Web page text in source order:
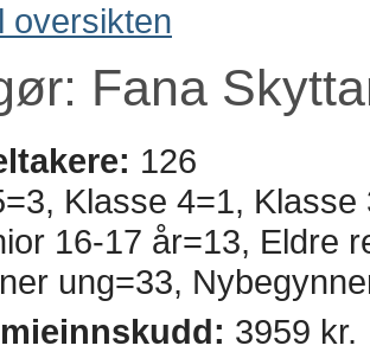
oversikten
Fana
126
Klasse 4=1,
16-17 år=13, Eldre
ung=33,
3959 kr.